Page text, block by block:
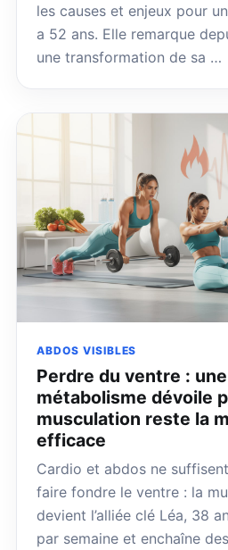
les causes et enjeux pour
a 52 ans. Elle remarque
une transformation de sa …
ABDOS VISIBLES
Perdre du ventre :
métabolisme dévoile
musculation reste la
efficace
Cardio et abdos ne
faire fondre le ventre : la
devient l’alliée clé Léa, 38
par semaine et enchaîne